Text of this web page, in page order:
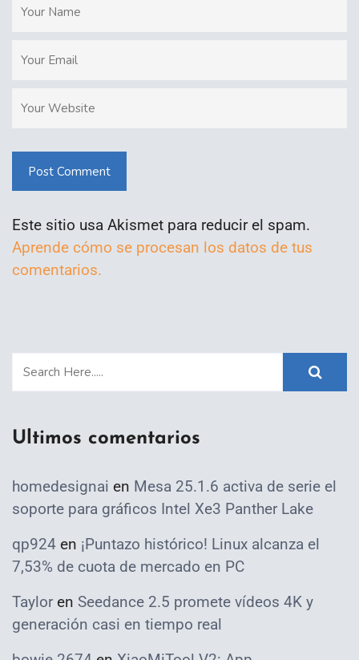
Post Comment
Este sitio usa Akismet para reducir el spam.
Aprende cómo se procesan los datos de tus
comentarios.
Ultimos comentarios
homedesignai en Mesa 25.1.6 activa de serie el
soporte para gráficos Intel Xe3 Panther Lake
qp924 en ¡Puntazo histórico! Linux alcanza el
7,53% de cuota de mercado en PC
Taylor en Seedance 2.5 promete vídeos 4K y
generación casi en tiempo real